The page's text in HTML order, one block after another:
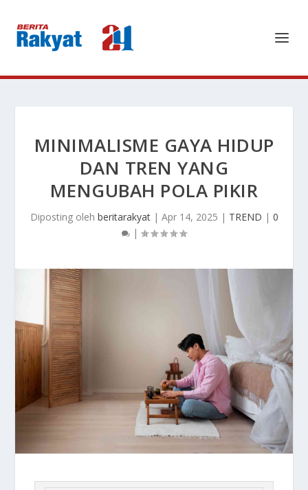
MINIMALISME GAYA HIDUP
DAN TREN YANG
MENGUBAH POLA PIKIR
Diposting oleh beritarakyat| Apr 14, 2025 | TREND | 0
|